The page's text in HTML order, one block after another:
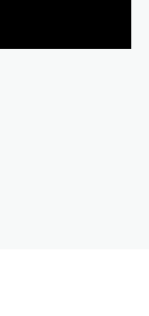
les cartes
une
frais de
pour un